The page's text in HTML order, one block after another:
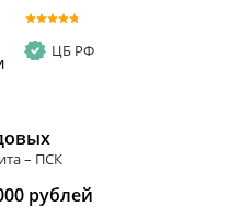
ЦБ РФ
– ПСК
рублей